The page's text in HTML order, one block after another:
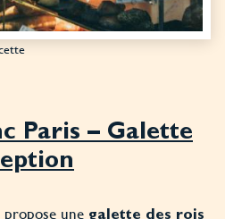
Paris – Galette
propose une galette des rois